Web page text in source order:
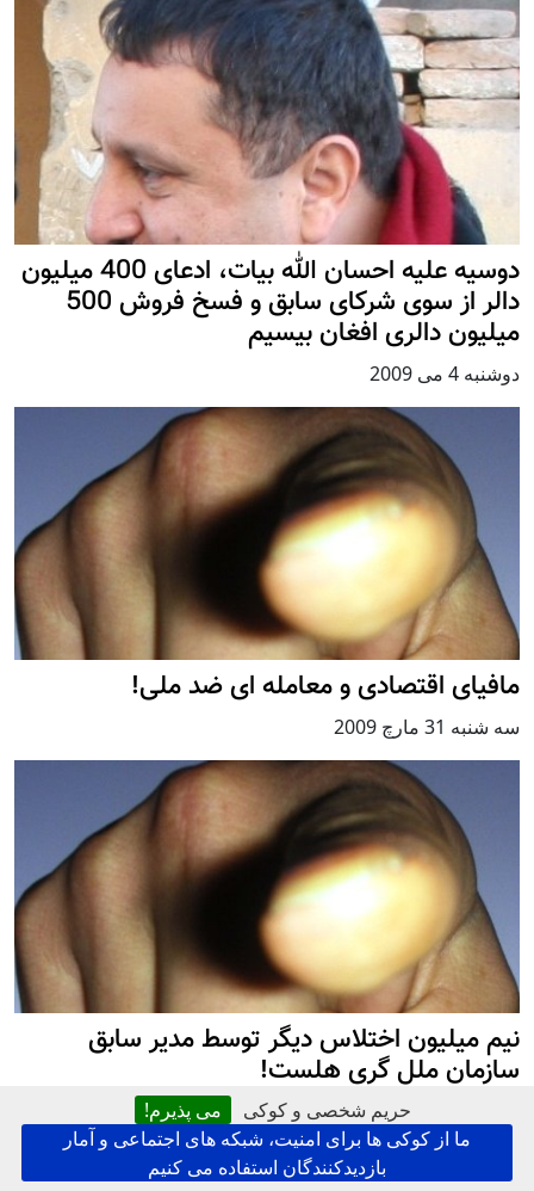
حریم شخصی و کوکی
می پذیرم!
ما از کوکی ها برای امنیت، شبکه های اجتماعی و آمار
بازدیدکنندگان استفاده می کنیم
دوسیه علیه احسان الله بيات، ادعای 400 ميليون
دالر از سوی شرکای سابق و فسخ فروش 500
ميليون دالری افغان بيسیم
دوشنبه 4 می 2009
مافیای اقتصادی و معامله ای ضد ملی!
سه شنبه 31 مارچ 2009
نيم ميليون اختلاس ديگر توسط مدير سابق
سازمان ملل گری هلست!
,توسط کامران میرهزار